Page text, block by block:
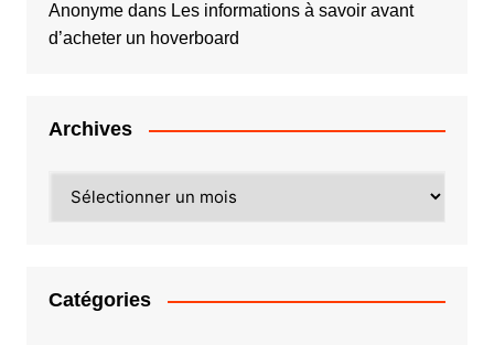
Anonymedans Les informations à savoir avant
d’acheter un hoverboard
Archives
Catégories